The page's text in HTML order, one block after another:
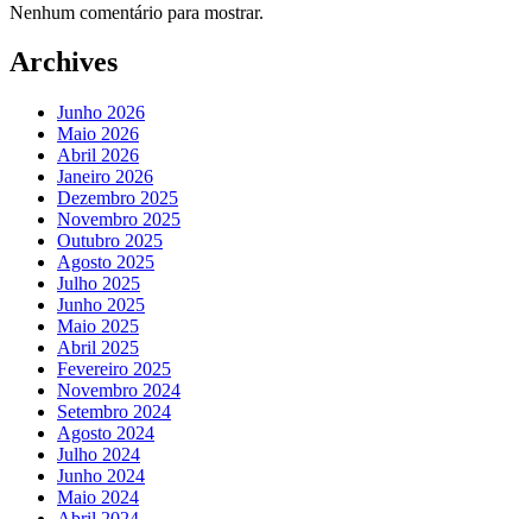
Nenhum comentário para mostrar.
Archives
Junho 2026
Maio 2026
Abril 2026
Janeiro 2026
Dezembro 2025
Novembro 2025
Outubro 2025
Agosto 2025
Julho 2025
Junho 2025
Maio 2025
Abril 2025
Fevereiro 2025
Novembro 2024
Setembro 2024
Agosto 2024
Julho 2024
Junho 2024
Maio 2024